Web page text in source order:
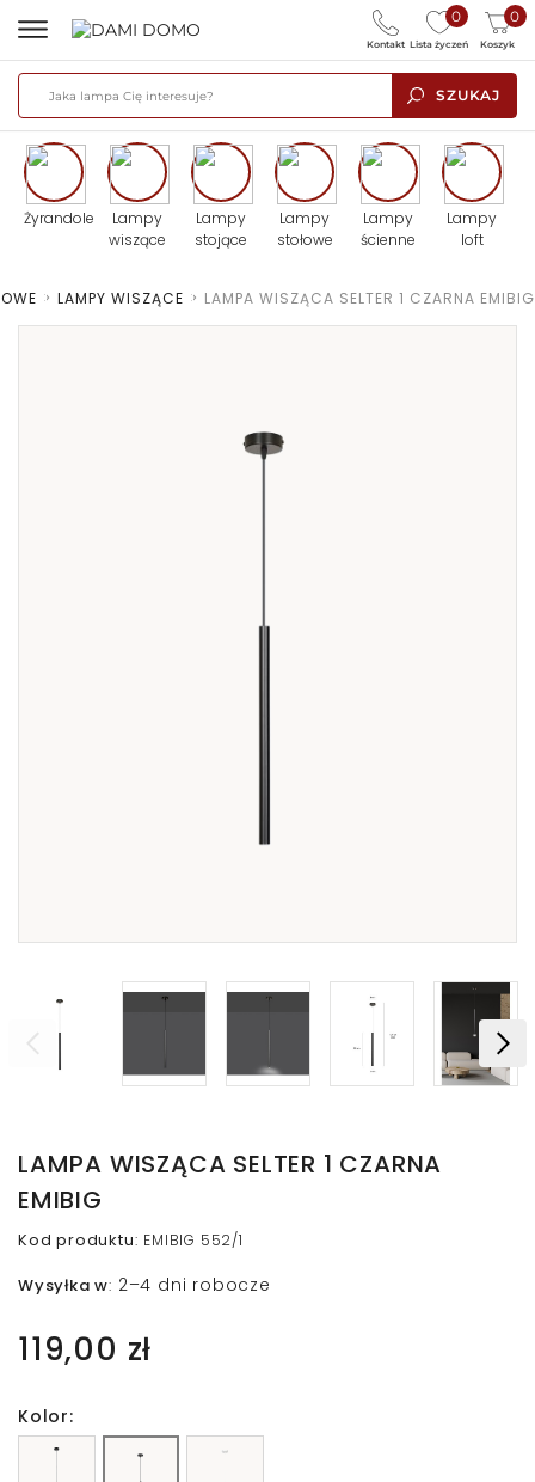
SZUKAJ
0
Lista życzeń
0
Koszyk
Kontakt
Żyrandole
Lampy
wiszące
Lampy
stojące
Lampy
stołowe
Lampy
ścienne
Lampy
loft
> LAMPY WISZĄCE > LAMPA WISZĄCA SELTER 1 CZARNA EMIBIG
LAMPA WISZĄCA SELTER 1 CZARNA
EMIBIG
Kod produktu: EMIBIG 552/1
Wysyłka w: 2–4 dni robocze
119,00 zł
Kolor: